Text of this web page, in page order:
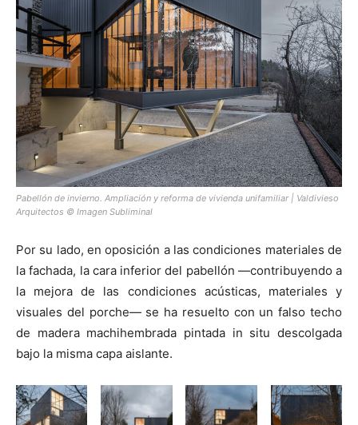
Pabellón de invierno. Ampliación y reforma de vivienda unifamiliar | Valdivieso
Arquitectos © Imagen Subliminal
Por su lado, en oposición a las condiciones materiales de
la fachada, la cara inferior del pabellón —contribuyendo a
la mejora de las condiciones acústicas, materiales y
visuales del porche— se ha resuelto con un falso techo
de madera machihembrada pintada in situ descolgada
bajo la misma capa aislante.